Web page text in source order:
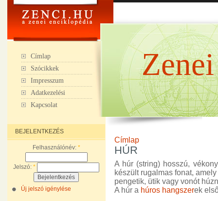
Címlap
Szócikkek
Impresszum
Adatkezelési
Kapcsolat
BEJELENTKEZÉS
Felhasználónév: *
Jelszó: *
Új jelszó igénylése
Címlap
HÚR
A húr (string) hosszú,
készült rugalmas fonat,
pengetik, ütik vagy vonót
A húr a húros hangszerek